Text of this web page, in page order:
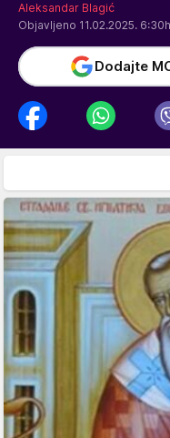
Aleksandar Blagić
Objavljeno 11.02.2025. 6:30h
Dodajte